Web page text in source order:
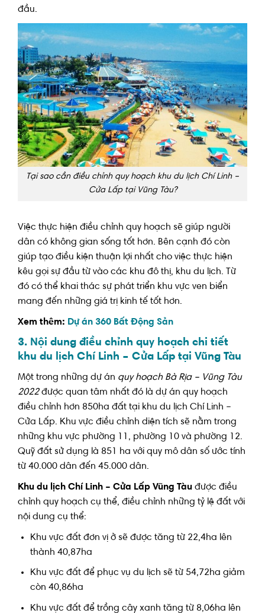
đầu.
Tại sao cần điều chỉnh quy hoạch khu du lịch Chí Linh –
Cửa Lấp tại Vũng Tàu?
Việc thực hiện điều chỉnh quy hoạch sẽ giúp người
dân có không gian sống tốt hơn. Bên cạnh đó còn
giúp tạo điều kiện thuận lợi nhất cho việc thực hiện
kêu gọi sự đầu từ vào các khu đô thị, khu du lịch. Từ
đó có thể khai thác sự phát triển khu vực ven biển
mang đến những giá trị kinh tế tốt hơn.
Xem thêm: Dự án 360 Bất Động Sản
3. Nội dung điều chỉnh quy hoạch chi tiết
khu du lịch Chí Linh – Cửa Lấp tại Vũng Tàu
Một trong những dự án quy hoạch Bà Rịa – Vũng Tàu
2022 được quan tâm nhất đó là dự án quy hoạch
điều chỉnh hơn 850ha đất tại khu du lịch Chí Linh –
Cửa Lấp. Khu vực điều chỉnh diện tích sẽ nằm trong
những khu vực phường 11, phường 10 và phường 12.
Quỹ đất sử dụng là 851 ha với quy mô dân số ước tính
từ 40.000 dân đến 45.000 dân.
Khu du lịch Chí Linh – Cửa Lấp Vũng Tàu được điều
chỉnh quy hoạch cụ thể, điều chỉnh những tỷ lệ đất với
nội dung cụ thể:
Khu vực đất đơn vị ở sẽ được tăng từ 22,4ha lên
thành 40,87ha
Khu vực đất để phục vụ du lịch sẽ từ 54,72ha giảm
còn 40,86ha
Khu vực đất để trồng cây xanh tăng từ 8,06ha lên